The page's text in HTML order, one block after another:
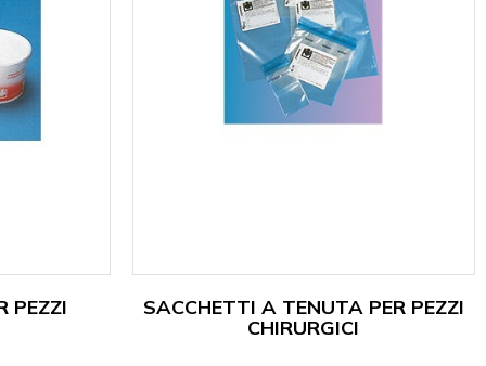
PEZZI
SACCHETTI A TENUTA PER PEZZI
CHIRURGICI